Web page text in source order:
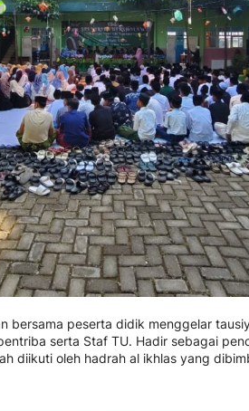
bersama peserta didik menggelar
serta Staf TU. Hadir sebagai
diikuti oleh hadrah al ikhlas yang